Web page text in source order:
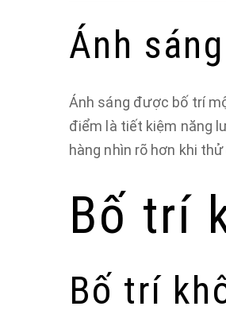
Ánh sáng
Ánh sáng được bố trí
điểm là tiết kiệm năng
hàng nhìn rõ hơn khi
Bố trí
Bố trí